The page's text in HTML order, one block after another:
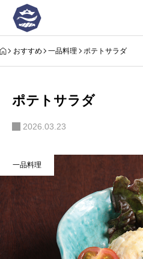
おすすめ 一品料理 ポテトサラダ
ポテトサラダ
2026.03.23
一品料理